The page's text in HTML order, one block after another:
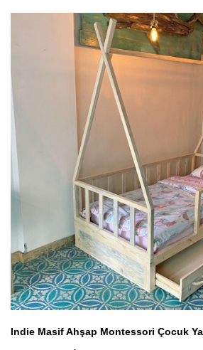
Indie Masif Ahşap Montessori Çocuk